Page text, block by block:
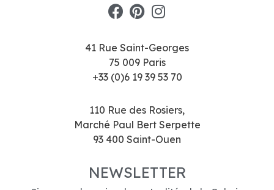
41 Rue Saint-Georges
75 009 Paris
+33 (0)6 19 39 53 70
110 Rue des Rosiers,
Marché Paul Bert Serpette
93 400 Saint-Ouen
NEWSLETTER